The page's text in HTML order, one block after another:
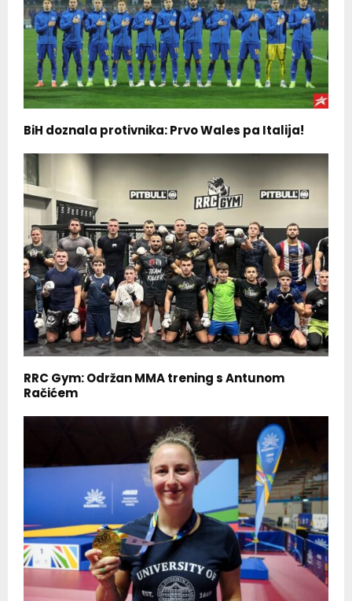
BiH doznala protivnika: Prvo Wales pa Italija!
RRC Gym: Održan MMA trening s Antunom
Račićem